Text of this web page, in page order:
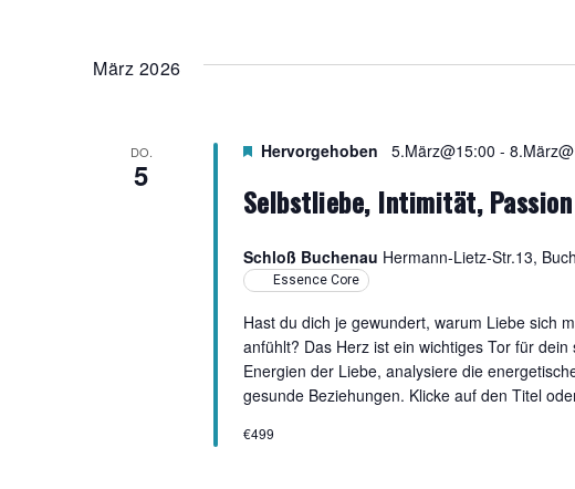
Navigation
Schlüsselwort.
März 2026
DO.
5
Selbstliebe, Intimität,
Hervorgehoben 5.März@15:00 -
Schloß Buchenau Hermann-Lietz-Str.13,
Essence Core
Hast du dich je gewundert, warum Liebe sich
anfühlt? Das Herz ist ein wichtiges Tor für
Energien der Liebe, analysiere die
gesunde Beziehungen. Klicke auf den Titel
€499